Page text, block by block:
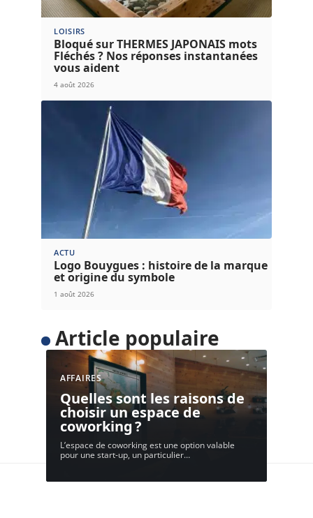
LOISIRS
Bloqué sur THERMES JAPONAIS mots
Fléchés ? Nos réponses instantanées
vous aident
4 août 2026
ACTU
Logo Bouygues : histoire de la marque
et origine du symbole
1 août 2026
Article populaire
AFFAIRES
Quelles sont les raisons de
choisir un espace de
coworking ?
L’espace de coworking est une option valable
pour une start-up, un particulier…